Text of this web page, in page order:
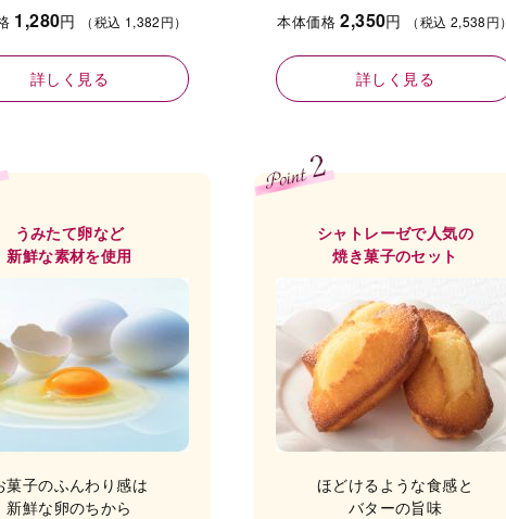
1,280円 （税込 1,382円）
詳しく見る
本体価格 2,350円 （税込 2,538円）
詳しく見る
うみたて卵など
新鮮な素材を使用
菓子のふんわり感は
新鮮な卵のちから
シャトレーゼで人気の
焼き菓子のセット
ほどけるような食感と
バターの旨味